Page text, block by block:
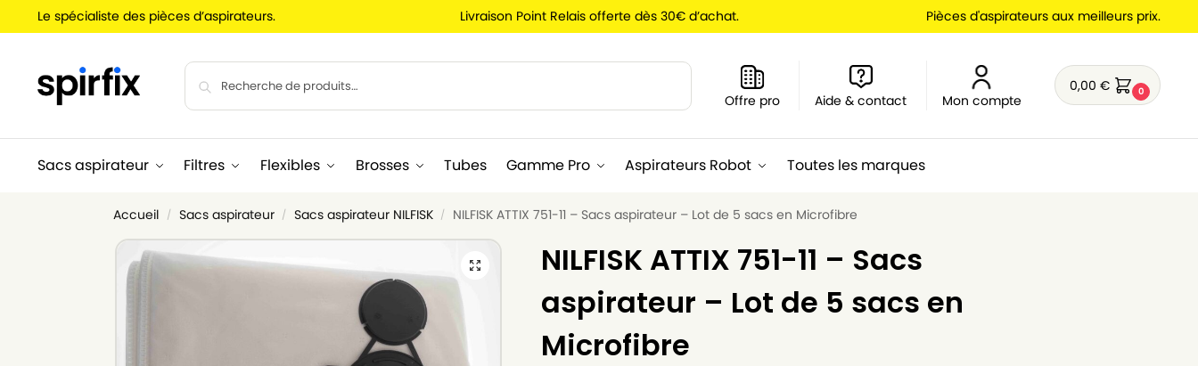
Le spécialiste des pièces d’aspirateurs. Livraison Point Relais offerte dès 30€ d’achat. Pièces d'aspirateurs aux meilleurs prix.
Offre pro Aide & contact Mon compte
0,00€ 0
Sacs aspirateur Filtres Flexibles Brosses Tubes Gamme Pro Aspirateurs Robot Toutes les marques
Accueil / Sacs aspirateur / Sacs aspirateur NILFISK / NILFISK ATTIX 751-11 – Sacs aspirateur – Lot de 5 sacs en Microfibre
NILFISK ATTIX 751-11 – Sacs
aspirateur – Lot de 5 sacs en
Microfibre